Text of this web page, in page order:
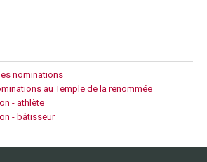
nominations
au Temple de la renommée
- athlète
- bâtisseur